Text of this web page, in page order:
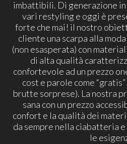
imbattibili. Di generazione
vari restyling e oggi è
forte che mai! il nostro
cliente una scarpa alla
(non esasperata) con
di alta qualità
confortevole ad un prezzo
cost e parole come
brutte sorprese). La nostra
sana con un prezzo
confort e la qualità dei
da sempre nella ciabatteria
le